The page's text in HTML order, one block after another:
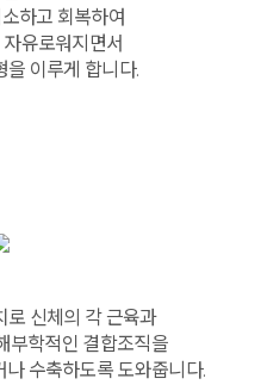
하고 회복하여
유로워지면서
을 이루게 합니다.
로 신체의 각 근육과
부학적인 결합조직을
수축하도록 도와줍니다.